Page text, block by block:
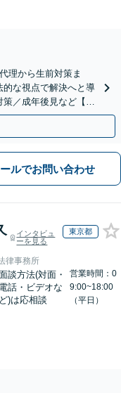
理から生前対策ま
な視点で解決へと導
策／成年後見など【W
ルでお問い合わせ
インタビュ
ーを見る
東京都
律事務所
談方法(対面・
電話・ビデオな
ど)は応相談
営業時間：0
9:00~18:00
（平日）